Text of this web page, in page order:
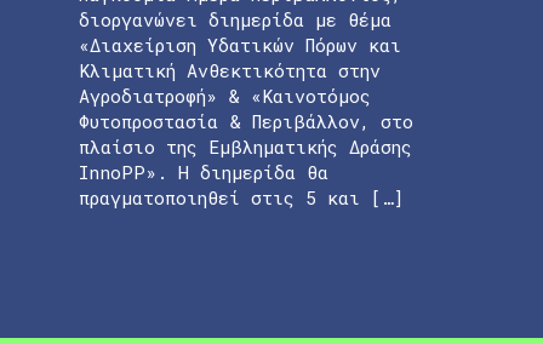
διοργανώνει διημερίδα με θέμα
«Διαχείριση Υδατικών Πόρων και
Κλιματική Ανθεκτικότητα στην
Αγροδιατροφή» & «Καινοτόμος
Φυτοπροστασία & Περιβάλλον, στο
πλαίσιο της Εμβληματικής Δράσης
InnoPP». Η διημερίδα θα
πραγματοποιηθεί στις 5 και […]